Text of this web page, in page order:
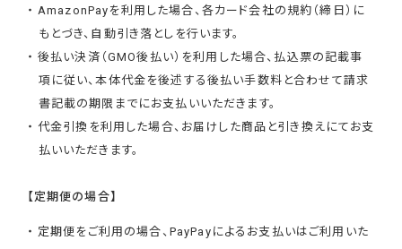
・ AmazonPayを利用した場合、各カード会社の規約（締日）に
もとづき、自動引き落としを行います。
・ 後払い決済（GMO後払い）を利用した場合、払込票の記載事
項に従い、本体代金を後述する後払い手数料と合わせて請求
書記載の期限までにお支払いいただきます。
・ 代金引換を利用した場合、お届けした商品と引き換えにてお支
払いいただきます。
【定期便の場合】
・ 定期便をご利用の場合、PayPayによるお支払いはご利用いた